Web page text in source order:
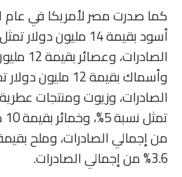
3.6% من إجمالي الصادرات.